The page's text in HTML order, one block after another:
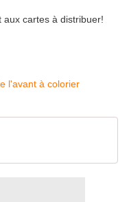
aux cartes à distribuer!